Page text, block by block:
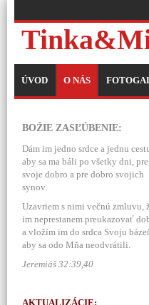
ÚVOD O NÁS
BOŽIE ZASĽÚBENIE:
Dám im jedno srdce a jednu
aby sa ma báli po všetky dni, pre
svoje dobro a pre dobro svojich
synov.
Uzavriem s nimi večnú zmluvu,
im neprestanem preukazovať
a vložím im do srdca Svoju
aby sa odo Mňa neodvrátili.
Jeremiáš 32:39,40
AKTUALIZÁCIE: